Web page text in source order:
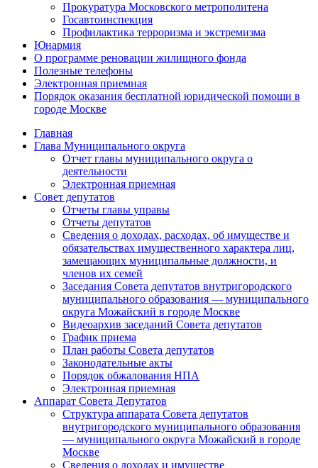
Прокуратура Московского метрополитена
Госавтоинспекция
Профилактика терроризма и экстремизма
Юнармия
О программе реновации жилищного фонда
Полезные телефоны
Электронная приемная
Порядок оказания бесплатной юридической помощи в
городе Москве
Главная
Глава Муниципального округа
Отчет главы муниципального округа о
деятельности
Электронная приемная
Совет депутатов
Отчеты главы управы
Отчеты депутатов
Сведения о доходах, расходах, об имуществе и
обязательствах имущественного характера лиц,
замещающих муниципальные должности, и
членов их семей
Заседания Совета депутатов внутригородского
муниципального образования — муниципального
округа Можайский в городе Москве
Видеоархив заседаний Совета депутатов
График приема
План работы Совета депутатов
Законодательные акты
Порядок обжалования НПА
Электронная приемная
Аппарат Совета Депутатов
Структура аппарата Совета депутатов
внутригородского муниципального образования
— муниципального округа Можайский в городе
Москве
Сведения о доходах и имуществе